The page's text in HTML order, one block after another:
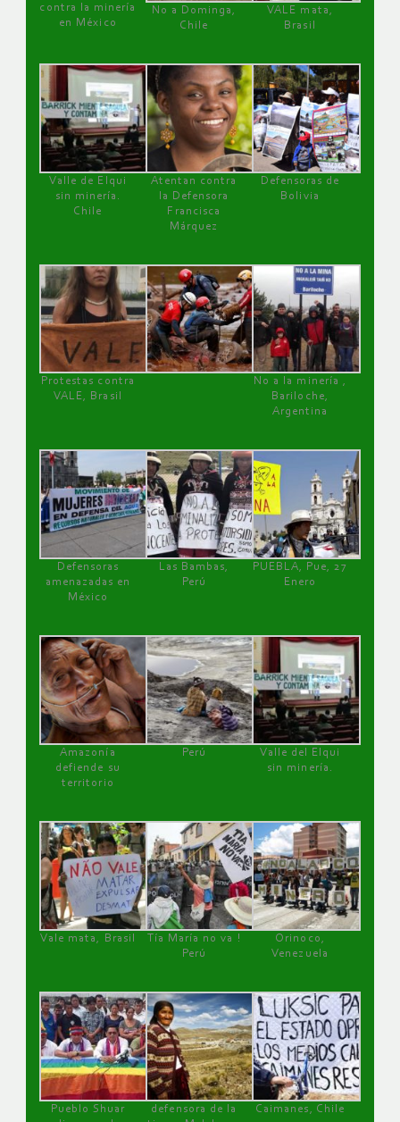
contra la minería
en México
No a Dominga,
Chile
VALE mata,
Brasil
Valle de Elqui
sin minería.
Chile
Atentan contra
la Defensora
Francisca
Márquez
Defensoras de
Bolivia
Protestas contra
VALE, Brasil
No a la minería ,
Bariloche,
Argentina
Defensoras
amenazadas en
México
Las Bambas,
Perú
PUEBLA, Pue, 27
Enero
Amazonía
defiende su
territorio
Perú
Valle del Elqui
sin minería.
Vale mata, Brasil
Tía María no va !
Perú
Orinoco,
Venezuela
Pueblo Shuar
defensora de la
Caimanes, Chile